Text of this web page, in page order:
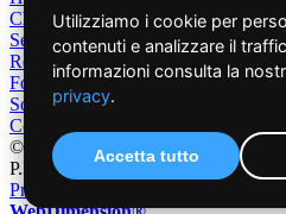
Chi Siamo
Settimanale
Rete News
Foto&Video
Sostienici
Contatti
©2019 - NoiDonne - Iscrizione
P.IVA 00878931005
Privacy Policy
Utilizziamo i cookie per
contenuti e analizzare il
informazioni consulta la
privacy.
Accetta tutto